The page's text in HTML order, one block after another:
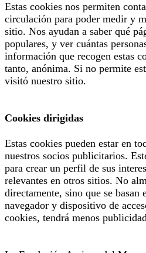
Estas cookies nos permiten
circulación para poder medir y
sitio. Nos ayudan a saber qué
populares, y ver cuántas
información que recogen estas
tanto, anónima. Si no permite
visitó nuestro sitio.
Cookies dirigidas
Estas cookies pueden estar en
nuestros socios publicitarios.
para crear un perfil de sus
relevantes en otros sitios. No
directamente, sino que se
navegador y dispositivo de
cookies, tendrá menos